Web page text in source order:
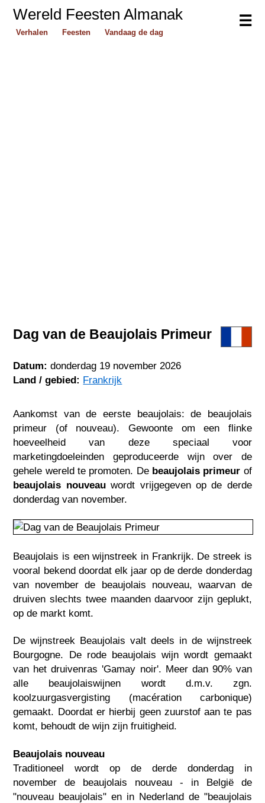
☰
Wereld Feesten Almanak
Verhalen Feesten Vandaag de dag
Dag van de Beaujolais Primeur
Datum: donderdag 19 november 2026
Land / gebied: Frankrijk
Aankomst van de eerste beaujolais: de beaujolais
primeur (of nouveau). Gewoonte om een flinke
hoeveelheid van deze speciaal voor
marketingdoeleinden geproduceerde wijn over de
gehele wereld te promoten. De beaujolais primeur of
beaujolais nouveauwordt vrijgegeven op de derde
donderdag van november.
Beaujolais is een wijnstreek in Frankrijk. De streek is
vooral bekend doordat elk jaar op de derde donderdag
van november de beaujolais nouveau, waarvan de
druiven slechts twee maanden daarvoor zijn geplukt,
op de markt komt.
De wijnstreek Beaujolais valt deels in de wijnstreek
Bourgogne. De rode beaujolais wijn wordt gemaakt
van het druivenras 'Gamay noir'. Meer dan 90% van
alle beaujolaiswijnen wordt d.m.v. zgn.
koolzuurgasvergisting (macération carbonique)
gemaakt. Doordat er hierbij geen zuurstof aan te pas
komt, behoudt de wijn zijn fruitigheid.
Beaujolais nouveau
Traditioneel wordt op de derde donderdag in
november de beaujolais nouveau - in België de
"nouveau beaujolais" en in Nederland de "beaujolais